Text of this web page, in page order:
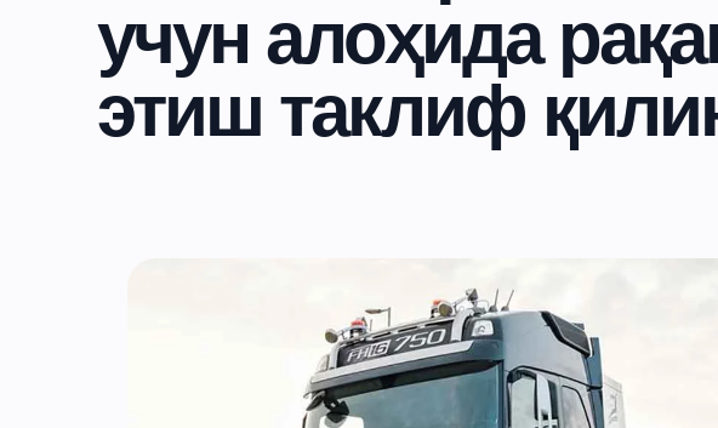
учун алоҳида
этиш таклиф